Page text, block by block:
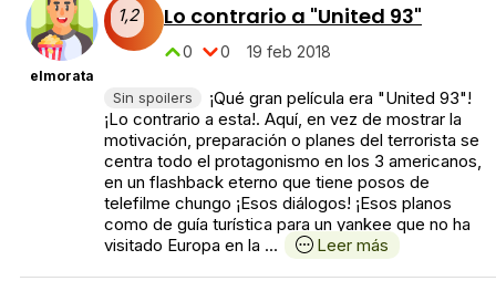
elmorata
1,2 Lo contrario a "United 93"
0 0 19 feb 2018
Sin spoilers
¡Qué gran película era "United 93"!
¡Lo contrario a esta!. Aquí, en vez de mostrar la
motivación, preparación o planes del terrorista se
centra todo el protagonismo en los 3 americanos,
en un flashback eterno que tiene posos de
telefilme chungo ¡Esos diálogos! ¡Esos planos
como de guía turística para un yankee que no ha
visitado Europa en la ...
Leer más